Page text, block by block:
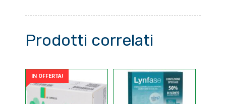
Prodotti correlati
IN OFFERTA!